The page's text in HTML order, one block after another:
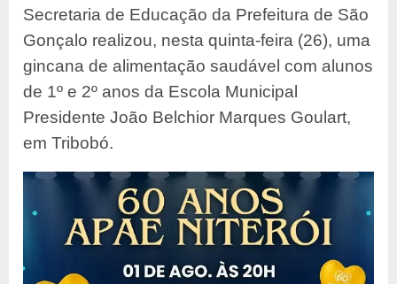
Secretaria de Educação da Prefeitura de São
Gonçalo realizou, nesta quinta-feira (26), uma
gincana de alimentação saudável com alunos
de 1º e 2º anos da Escola Municipal
Presidente João Belchior Marques Goulart,
em Tribobó.